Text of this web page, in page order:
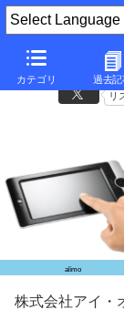
カテゴリ 過去記
アイ・オー、
リ
alimo
株式会社アイ・